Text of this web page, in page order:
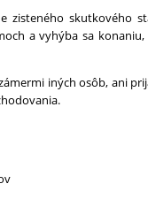
zisteného skutkového
a vyhýba sa
iných osôb, ani